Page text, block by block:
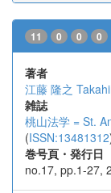
11 0 0 0
著者
江藤 隆之
雑誌
桃山法学 = St.
(ISSN:13481312
巻号頁・発行日
no.17, pp.1-27,